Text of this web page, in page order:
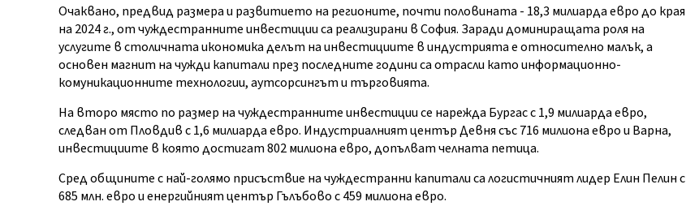
Очаквано, предвид размера и развитието на регионите, почти половината - 18,3 милиарда евро до края
на 2024 г., от чуждестранните инвестиции са реализирани в София. Заради доминиращата роля на
услугите в столичната икономика делът на инвестициите в индустрията е относително малък, а
основен магнит на чужди капитали през последните години са отрасли като информационно-
комуникационните технологии, аутсорсингът и търговията.
На второ място по размер на чуждестранните инвестиции се нарежда Бургас с 1,9 милиарда евро,
следван от Пловдив с 1,6 милиарда евро. Индустриалният център Девня със 716 милиона евро и Варна,
инвестициите в която достигат 802 милиона евро, допълват челната петица.
Сред общините с най-голямо присъствие на чуждестранни капитали са логистичният лидер Елин Пелин с
685 млн. евро и енергийният център Гълъбово с 459 милиона евро.